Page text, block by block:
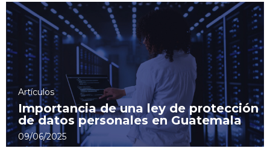
Artículos
Importancia de una ley de protección
de datos personales en Guatemala
09/06/2025